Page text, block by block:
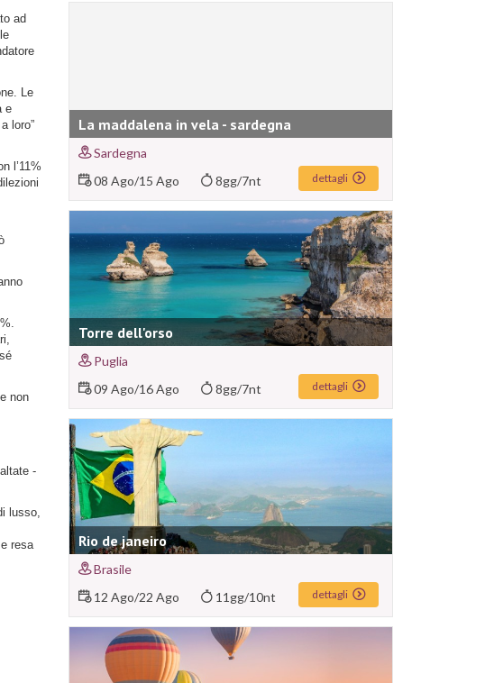
ad
Le
e
loro”
l’11%
non
-
lusso,
resa
La maddalena in vela - sardegna
Sardegna
08 Ago/15 Ago 8gg/7nt dettagli
Torre dell'orso
Puglia
09 Ago/16 Ago 8gg/7nt dettagli
Rio de janeiro
Brasile
12 Ago/22 Ago 11gg/10nt dettagli